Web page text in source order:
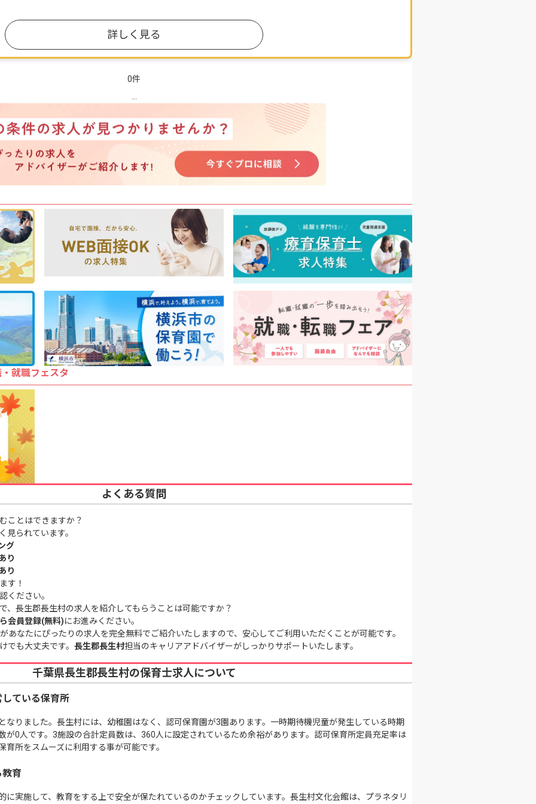
詳しく見る
0件
就職フェスタ
よくある質問
ことはできますか？
見られています。
グ
り
り
す！
ください。
、長生郡長生村の求人を紹介してもらうことは可能ですか？
会員登録(無料)にお進みください。
あなたにぴったりの求人を完全無料でご紹介いたしますので、安心してご利用いただくことが可能です。
でも大丈夫です。 長生郡長生村担当のキャリアアドバイザーがしっかりサポートいたします。
千葉県長生郡長生村の保育士求人について
ている保育所
なりました。長生村には、幼稚園はなく、認可保育園が3園あります。一時期待機児童が発生している時期
が0人です。3施設の合計定員数は、360人に設定されているため余裕があります。認可保育所定員充足率は
所をスムーズに利用する事が可能です。
育
に実施して、教育をする上で安全が保たれているのかチェックしています。長生村文化会館は、プラネタリ